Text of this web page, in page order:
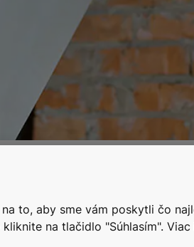
ako je oceľ, medený drôt a elektrické
kruhového myslenia Covid-19.
inžinierstva a vývoja. Namiesto
to, aby sme vám poskytli čo
na tlačidlo "Súhlasím".